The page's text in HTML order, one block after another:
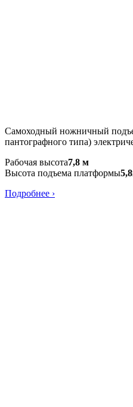
Самоходный ножничный
пантографного типа)
Рабочая высота7,8 м
Высота подъема платформы
Подробнее ›